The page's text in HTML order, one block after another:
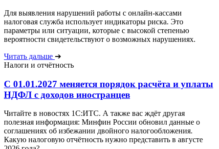
Для выявления нарушений работы с онлайн-кассами
налоговая служба использует индикаторы риска. Это
параметры или ситуации, которые с высокой степенью
вероятности свидетельствуют о возможных нарушениях.
Читать дальше ➔
Налоги и отчётность
С 01.01.2027 меняется порядок расчёта и уплаты
НДФЛ с доходов иностранцев
Читайте в новостях 1С:ИТС. А также вас ждёт другая
полезная информация: Минфин России обновил данные о
соглашениях об избежании двойного налогообложения.
Какую налоговую отчётность нужно представить в августе